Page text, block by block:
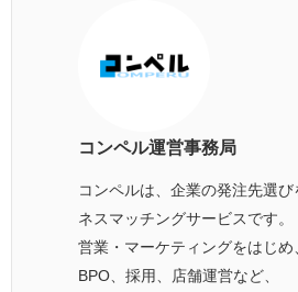
コンペル運営事務局
コンペルは、企業の発注先選
ネスマッチングサービスです。
営業・マーケティングをはじめ
BPO、採用、店舗運営など、